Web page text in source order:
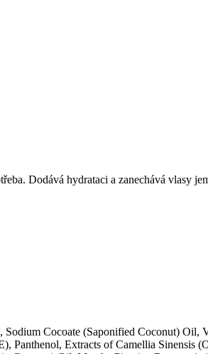
Dodává hydrataci a zanechává vlasy
Cocoate (Saponified Coconut) Oil,
Panthenol, Extracts of Camellia Sinensis